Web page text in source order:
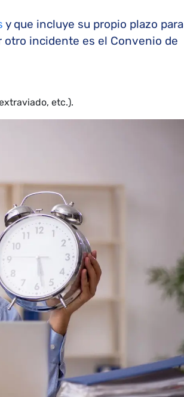
y que incluye su propio plazo para
incidente es el Convenio de
etc.).